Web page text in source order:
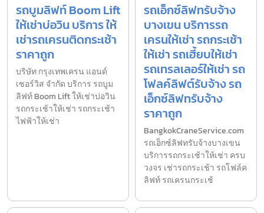
รถบูมลิฟท์ Boom Lift
ให้เช่าบ่อวิน บริการ ให้
เช่ารถเครนติดกระเช้า
ราคาถูก
บริษัท กรุงเทพเครน แอนด์
เซอร์วิส จำกัด บริการ รถบูม
ลิฟท์ Boom Lift ให้เช่าบ่อวิน
รถกระเช้าให้เช่า รถกระเช้า
ไฟฟ้าให้เช่า
รถเอ็กซ์ลิฟทรับจ้าง
บางเขน บริการรถ
เครนให้เช่า รถกระเช้า
ให้เช่า รถเฮี้ยบให้เช่า
รถเทรลเลอร์ให้เช่า รถ
โฟลค์ลิฟต์รับจ้าง รถ
เอ็กซ์ลิฟทรับจ้าง
ราคาถูก
BangkokCraneService.com
รถเอ็กซ์ลิฟทรับจ้างบางเขน
บริการรถกระเช้าให้เช่า ครบ
วงจร เช่ารถกระเช้า รถโฟล์ค
ลิฟท์ รถเครนกระเช้